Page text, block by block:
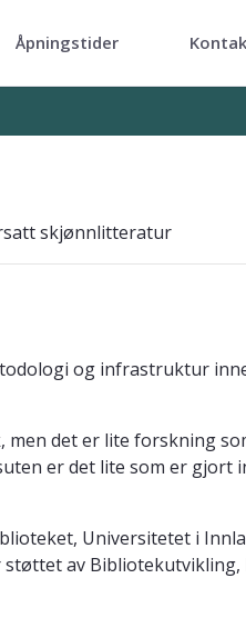
Åpningstider
skjønnlitteratur
og infrastruktur
det er lite forskning
er det lite som er gjort
Universitetet i
av